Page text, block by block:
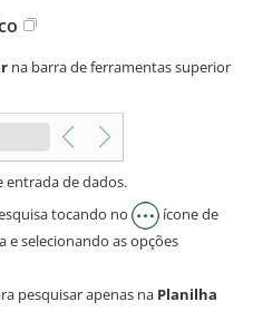
na barra de ferramentas superior
entrada de dados.
tocando no
ícone de
e selecionando as opções
pesquisar apenas na Planilha